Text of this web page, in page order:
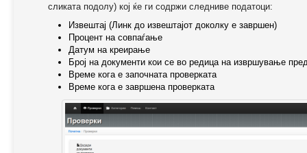
сликата подолу) кој ќе ги содржи следниве податоци:
Извештај (Линк до извештајот доколку е завршен)
Процент на совпаѓање
Датум на креирање
Број на документи кои се во редица на извршување
Време кога е започната проверката
Време кога е завршена проверката